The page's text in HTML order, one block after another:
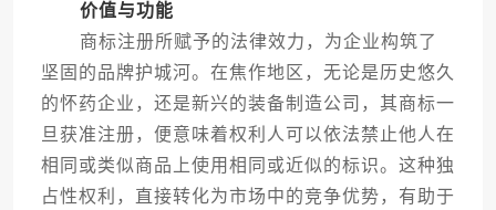
价值与功能
商标注册所赋予的法律效力，为企业构筑了
坚固的品牌护城河。在焦作地区，无论是历史悠久
的怀药企业，还是新兴的装备制造公司，其商标一
旦获准注册，便意味着权利人可以依法禁止他人在
相同或类似商品上使用相同或近似的标识。这种独
占性权利，直接转化为市场中的竞争优势，有助于